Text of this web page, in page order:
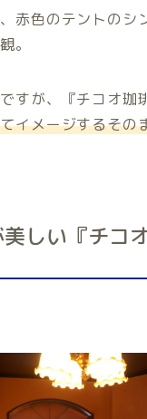
赤色のテントのシ
。
すが、『チコオ珈
イメージするその
しい『チコ